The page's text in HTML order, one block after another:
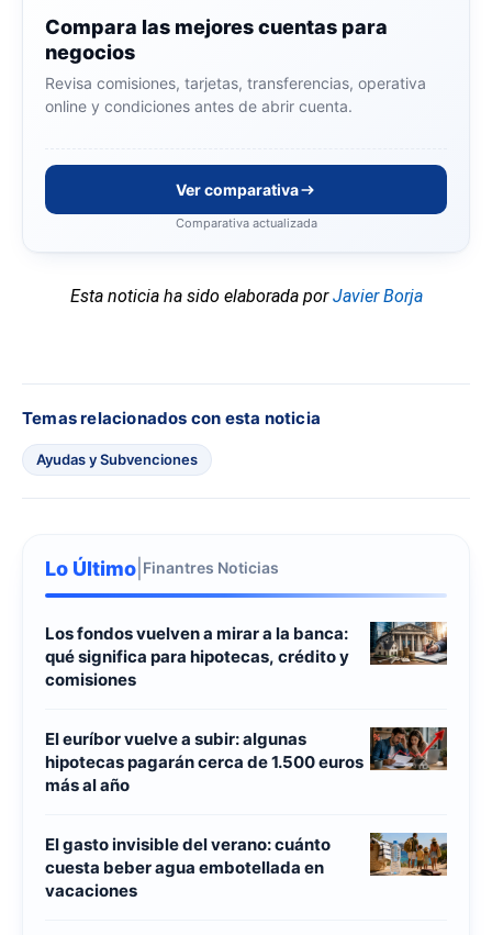
Compara las mejores cuentas para
negocios
Revisa comisiones, tarjetas, transferencias, operativa
online y condiciones antes de abrir cuenta.
Ver comparativa
Comparativa actualizada
Esta noticia ha sido elaborada porJavier Borja
Temas relacionados con esta noticia
Ayudas y Subvenciones
Lo Último Finantres Noticias
Los fondos vuelven a mirar a la banca:
qué significa para hipotecas, crédito y
comisiones
El euríbor vuelve a subir: algunas
hipotecas pagarán cerca de 1.500 euros
más al año
El gasto invisible del verano: cuánto
cuesta beber agua embotellada en
vacaciones